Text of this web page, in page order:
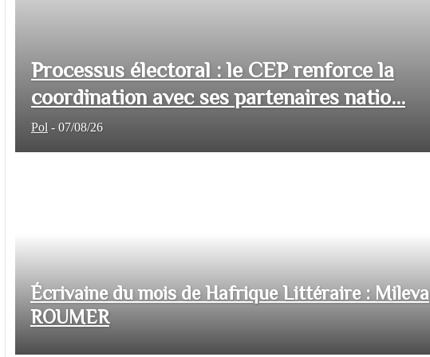
Processus électoral : le CEP renforce la
coordination avec ses partenaires natio...
Pol - 07/08/26
Écrivaine du mois de Hafrique Littéraire : Mileva
ROUMER